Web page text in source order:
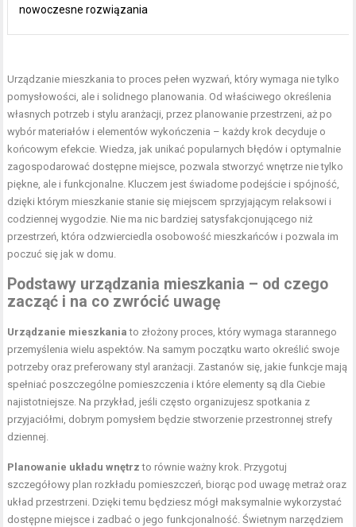
nowoczesne rozwiązania
Urządzanie mieszkania to proces pełen wyzwań, który wymaga nie tylko
pomysłowości, ale i solidnego planowania. Od właściwego określenia
własnych potrzeb i stylu aranżacji, przez planowanie przestrzeni, aż po
wybór materiałów i elementów wykończenia – każdy krok decyduje o
końcowym efekcie. Wiedza, jak unikać popularnych błędów i optymalnie
zagospodarować dostępne miejsce, pozwala stworzyć wnętrze nie tylko
piękne, ale i funkcjonalne. Kluczem jest świadome podejście i spójność,
dzięki którym mieszkanie stanie się miejscem sprzyjającym relaksowi i
codziennej wygodzie. Nie ma nic bardziej satysfakcjonującego niż
przestrzeń, która odzwierciedla osobowość mieszkańców i pozwala im
poczuć się jak w domu.
Podstawy urządzania mieszkania – od czego
zacząć i na co zwrócić uwagę
Urządzanie mieszkania to złożony proces, który wymaga starannego
przemyślenia wielu aspektów. Na samym początku warto określić swoje
potrzeby oraz preferowany styl aranżacji. Zastanów się, jakie funkcje mają
spełniać poszczególne pomieszczenia i które elementy są dla Ciebie
najistotniejsze. Na przykład, jeśli często organizujesz spotkania z
przyjaciółmi, dobrym pomysłem będzie stworzenie przestronnej strefy
dziennej.
Planowanie układu wnętrz to równie ważny krok. Przygotuj
szczegółowy plan rozkładu pomieszczeń, biorąc pod uwagę metraż oraz
układ przestrzeni. Dzięki temu będziesz mógł maksymalnie wykorzystać
dostępne miejsce i zadbać o jego funkcjonalność. Świetnym narzędziem